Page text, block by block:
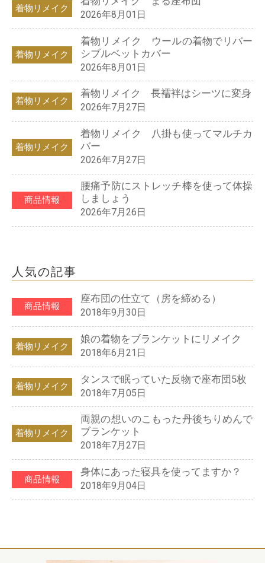
着物リメイク
2026年8月01日
着物リメイク
着物リメイク ウールの着物でリバー
シブルベットカバー
2026年8月01日
着物リメイク
着物リメイク 長襦袢はシーツに変身
2026年7月27日
着物リメイク
着物リメイク 八掛も使ってマルチカ
バー
2026年7月27日
商品情報
腰痛予防にストレッチ棒を使って体操
しましょう
2026年7月26日
人気の記事
商品情報
座布団の仕立て（房を締める）
2018年9月30日
着物リメイク
娘の着物をブランケットにリメイク
2018年6月21日
着物リメイク
タンスで眠っていた反物で座布団5枚
2018年7月05日
着物リメイク
両親の想いのこもった丹後ちりめんで
ブランケット
2018年7月27日
商品情報
身体にあった寝具を使ってますか？
2018年9月04日